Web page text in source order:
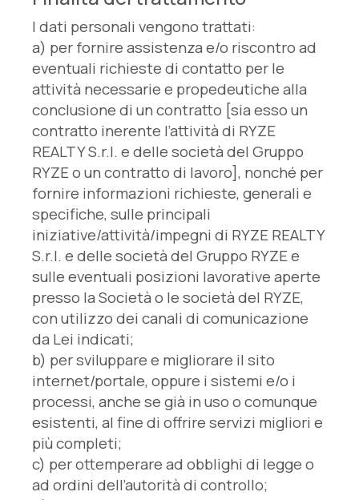
I dati personali vengono trattati:
a) per fornire assistenza e/o riscontro ad
eventuali richieste di contatto per le
attività necessarie e propedeutiche alla
conclusione di un contratto [sia esso un
contratto inerente l’attività di RYZE
REALTY S.r.l. e delle società del Gruppo
RYZE o un contratto di lavoro], nonché per
fornire informazioni richieste, generali e
specifiche, sulle principali
iniziative/attività/impegni di RYZE REALTY
S.r.l. e delle società del Gruppo RYZE e
sulle eventuali posizioni lavorative aperte
presso la Società o le società del RYZE,
con utilizzo dei canali di comunicazione
da Lei indicati;
b) per sviluppare e migliorare il sito
internet/portale, oppure i sistemi e/o i
processi, anche se già in uso o comunque
esistenti, al fine di offrire servizi migliori e
più completi;
c) per ottemperare ad obblighi di legge o
ad ordini dell’autorità di controllo;